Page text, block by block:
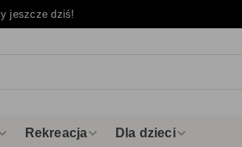
jeszcze dziś!
Rekreacja Dla dzieci